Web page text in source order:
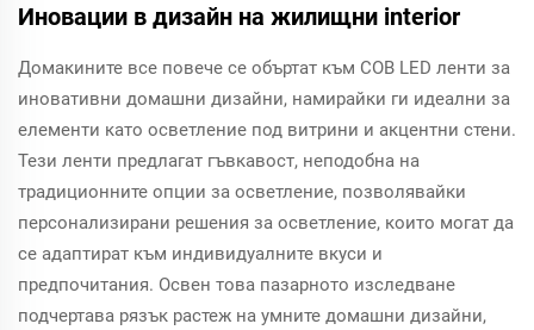
Иновации в дизайн на жилищни interior
Домакините все повече се объртат към COB LED ленти за
иновативни домашни дизайни, намирайки ги идеални за
елементи като осветление под витрини и акцентни стени.
Тези ленти предлагат гъвкавост, неподобна на
традиционните опции за осветление, позволявайки
персонализирани решения за осветление, които могат да
се адаптират към индивидуалните вкуси и
предпочитания. Освен това пазарното изследване
подчертава рязък растеж на умните домашни дизайни,